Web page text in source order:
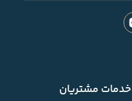
خدمات مشتریان